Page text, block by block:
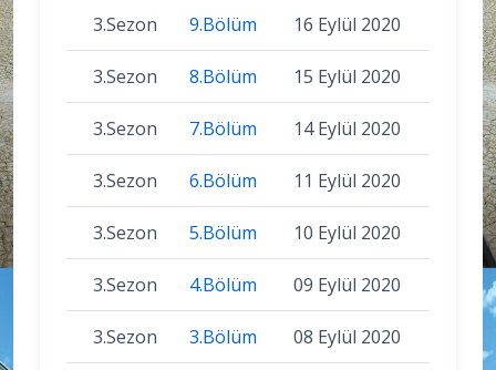
3.Sezon 9.Bölüm 16 Eylül 2020
3.Sezon 8.Bölüm 15 Eylül 2020
3.Sezon 7.Bölüm 14 Eylül 2020
3.Sezon 6.Bölüm 11 Eylül 2020
3.Sezon 5.Bölüm 10 Eylül 2020
3.Sezon 4.Bölüm 09 Eylül 2020
3.Sezon 3.Bölüm 08 Eylül 2020